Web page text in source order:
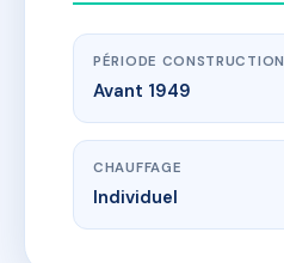
PÉRIODE CONSTRUCTION
Avant 1949
CHAUFFAGE
Individuel